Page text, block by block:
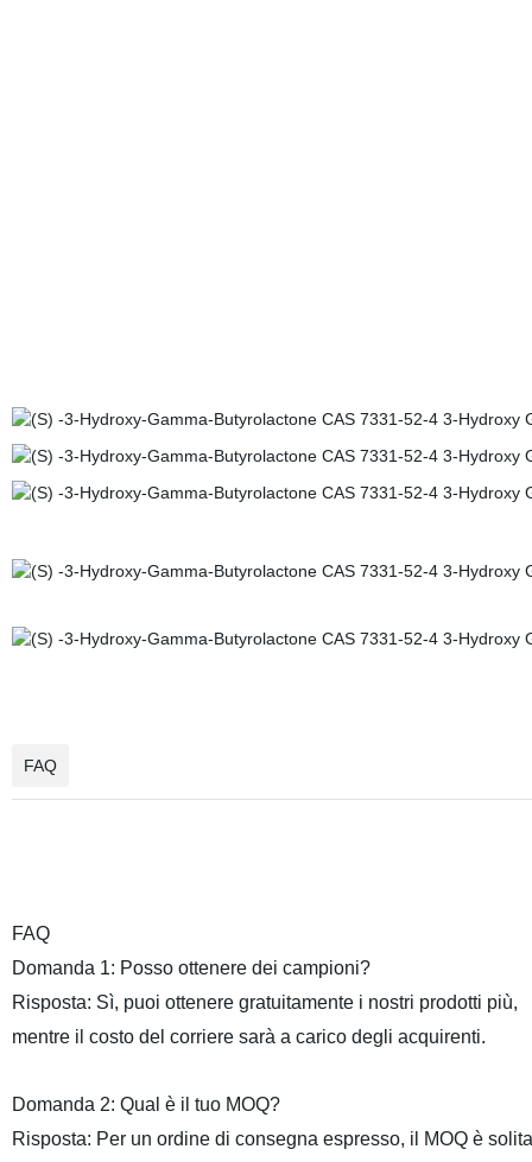
FAQ
FAQ
Domanda 1: Posso ottenere dei campioni?
Risposta: Sì, puoi ottenere gratuitamente i nostri prodotti più,
mentre il costo del corriere sarà a carico degli acquirenti.
Domanda 2: Qual è il tuo MOQ?
Risposta: Per un ordine di consegna espresso, il MOQ è